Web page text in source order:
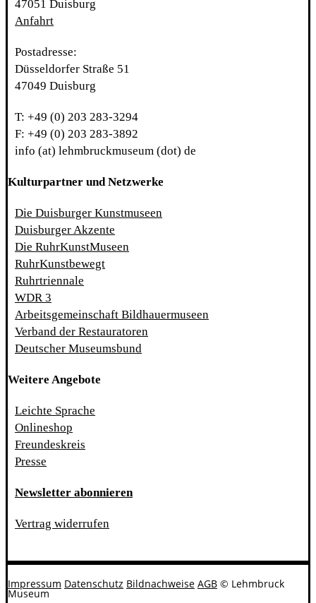
47051 Duisburg
Anfahrt
Postadresse:
Düsseldorfer Straße 51
47049 Duisburg
T: +49 (0) 203 283-3294
F: +49 (0) 203 283-3892
info (at) lehmbruckmuseum (dot) de
Kulturpartner und Netzwerke
Die Duisburger Kunstmuseen
Duisburger Akzente
Die RuhrKunstMuseen
RuhrKunstbewegt
Ruhrtriennale
WDR 3
Arbeitsgemeinschaft Bildhauermuseen
Verband der Restauratoren
Deutscher Museumsbund
Weitere Angebote
Leichte Sprache
Onlineshop
Freundeskreis
Presse
Newsletter abonnieren
Vertrag widerrufen
Impressum Datenschutz Bildnachweise AGB © Lehmbruck
Museum